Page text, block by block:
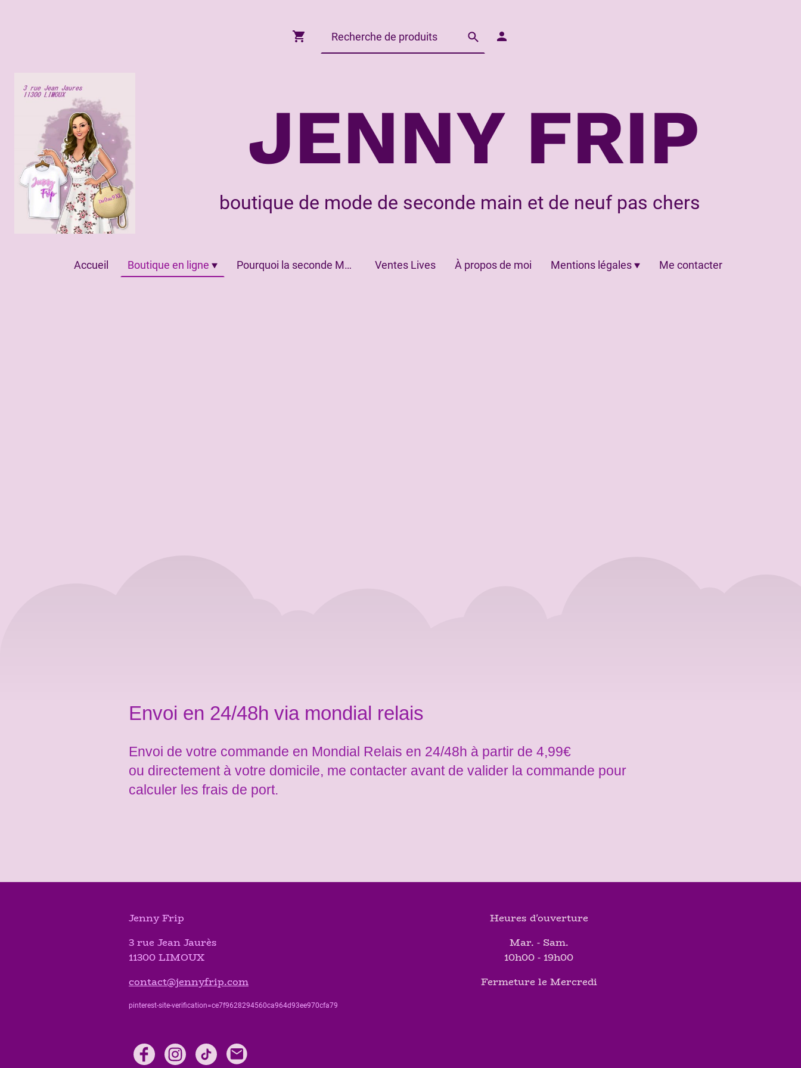
JENNY FRIP
boutique de mode de seconde main et de neuf pas chers
Accueil Boutique en ligne Pourquoi la seconde Main? Ventes Lives À propos de moi Mentions légales Me contacter
Envoi en 24/48h via mondial relais
Envoi de votre commande en Mondial Relais en 24/48h à partir de 4,99€
ou directement à votre domicile, me contacter avant de valider la commande pour
calculer les frais de port.
Jenny Frip
3 rue Jean Jaurès
11300 LIMOUX
contact@jennyfrip.com
pinterest-site-verification=ce7f9628294560ca964d93ee970cfa79
Heures d'ouverture
Mar. - Sam.
10h00 - 19h00
Fermeture le Mercredi